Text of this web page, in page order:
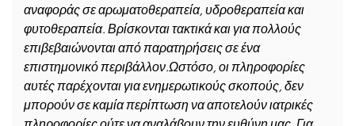
αναφοράς σε αρωματοθεραπεία, υδροθεραπεία και
φυτοθεραπεία. Βρίσκονται τακτικά και για πολλούς
επιβεβαιώνονται από παρατηρήσεις σε ένα
επιστημονικό περιβάλλον.Ωστόσο, οι πληροφορίες
αυτές παρέχονται για ενημερωτικούς σκοπούς, δεν
μπορούν σε καμία περίπτωση να αποτελούν ιατρικές